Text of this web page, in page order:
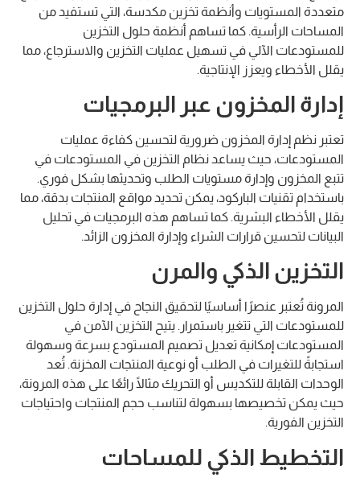
متعددة المستويات وأنظمة تخزين مكدسة، التي تستفيد من
المساحات الرأسية. كما تساهم أنظمة حلول التخزين
للمستودعات الآلي في تسهيل عمليات التخزين والاسترجاع، مما
يقلل الأخطاء ويعزز الإنتاجية.
إدارة المخزون عبر البرمجيات
عتبر نظم إدارة المخزون ضرورية لتحسين كفاءة عمليات
المستودعات، حيث يساعد نظام التخزين في المستودعات في
تتبع المخزون وإدارة مستويات الطلب وتحديثها بشكل فوري.
باستخدام تقنيات الباركود، يمكن تحديد مواقع المنتجات بدقة، مما
يقلل الأخطاء البشرية. كما تساهم هذه البرمجيات في تحليل
البيانات لتحسين قرارات الشراء وإدارة المخزون الزائد.
التخزين الذكي والمرن
المرونة تُعتبر عنصرًا أساسيًا لتحقيق النجاح في إدارة حلول التخزين
للمستودعات التي تتغير باستمرار. يتيح التخزين الآمن في
المستودعات إمكانية تعديل تصميم المستودع بسرعة وسهولة
استجابةً للتغيرات في الطلب أو نوعية المنتجات المخزنة. تُعد
الوحدات القابلة للتكديس أو التحريك مثالًا رائعًا على هذه المرونة،
حيث يمكن تخصيصها بسهولة لتناسب حجم المنتجات واحتياجات
التخزين الفورية.
التخطيط الذكي للمساحات